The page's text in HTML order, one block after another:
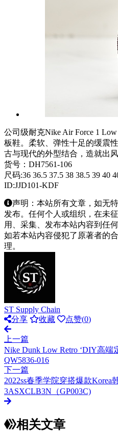
公司级耐克Nike Air Force 1
板鞋。柔软、弹性十足的缓震
古与现代的外型结合，造就出
货号：DH7561-106
尺码:36 36.5 37.5 38 38.5 39 40
ID:JJD101-KDF
声明：本站所有文章，如无
发布。任何个人或组织，在未
用、采集、发布本站内容到任
如若本站内容侵犯了原著者的
理。
ST Supply Chain
分享
收藏 点赞(0)
上一篇
Nike Dunk Low Retro ‘DIY高
QW5836-016
下一篇
2022ss春季学院穿搭爆款Korea
3ASXCLB3N（GP003C)
相关文章